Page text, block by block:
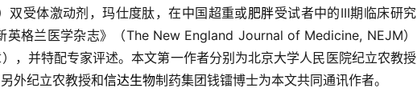
双受体激动剂，玛仕度肽，在中国超重或肥胖受试者中的III期临床研究
英格兰医学杂志》（The New England Journal of Medicine, NEJM）
，并特配专家评述。本文第一作者分别为北京大学人民医院纪立农教授
外纪立农教授和信达生物制药集团钱镭博士为本文共同通讯作者。